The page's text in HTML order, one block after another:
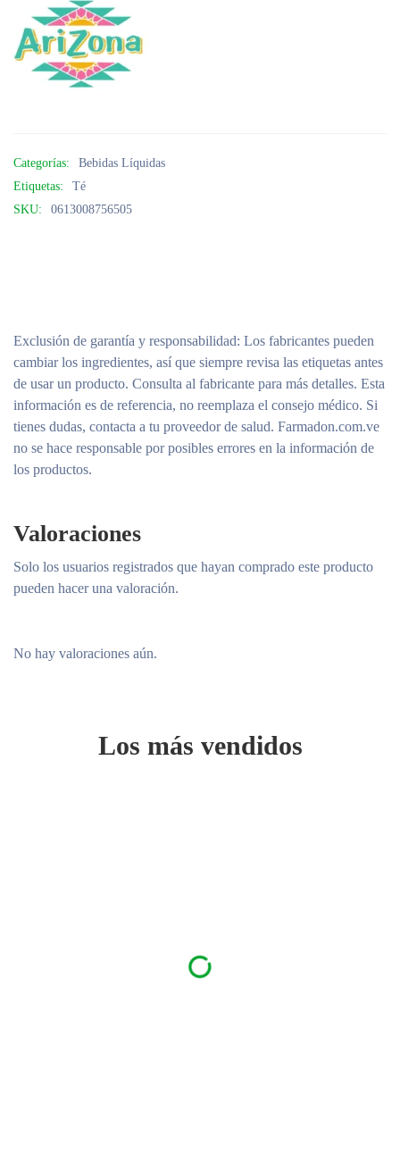
Categorías:
Bebidas Líquidas
Etiquetas:
Té
SKU:
0613008756505
Exclusión de garantía y responsabilidad: Los fabricantes pueden
cambiar los ingredientes, así que siempre revisa las etiquetas antes
de usar un producto. Consulta al fabricante para más detalles. Esta
información es de referencia, no reemplaza el consejo médico. Si
tienes dudas, contacta a tu proveedor de salud. Farmadon.com.ve
no se hace responsable por posibles errores en la información de
los productos.
Valoraciones
No hay valoraciones aún.
Solo los usuarios registrados que hayan comprado este producto
pueden hacer una valoración.
Los más vendidos